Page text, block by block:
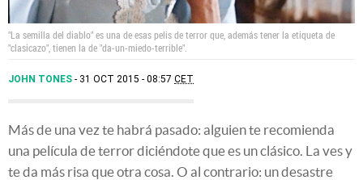
"La semilla del diablo" es una de esas pelis de terror que, además tener la etiqueta de
"clasicazo", tienen la de "da-un-miedo-terrible".
JOHN TONES 31 OCT 2015 - 08:57 CET
Más de una vez te habrá pasado: alguien te recomienda
una película de terror diciéndote que es un clásico. La ves y
te da más risa que otra cosa. O al contrario: un desastre